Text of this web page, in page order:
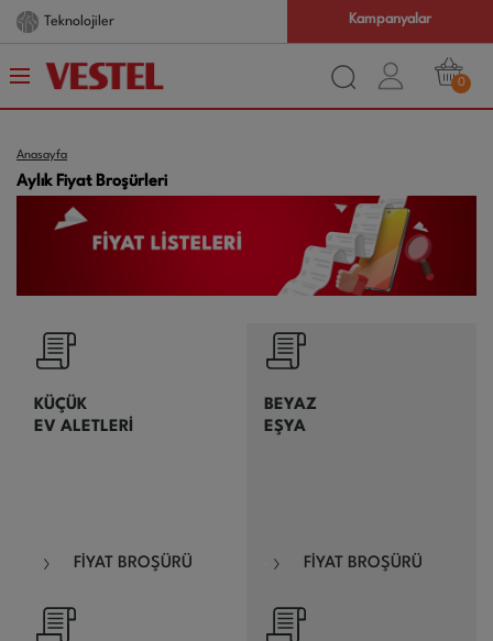
Teknolojiler Kampanyalar
0
Anasayfa
Aylık Fiyat Broşürleri
KÜÇÜK
EV ALETLERİ
FİYAT BROŞÜRÜ
BEYAZ
EŞYA
FİYAT BROŞÜRÜ